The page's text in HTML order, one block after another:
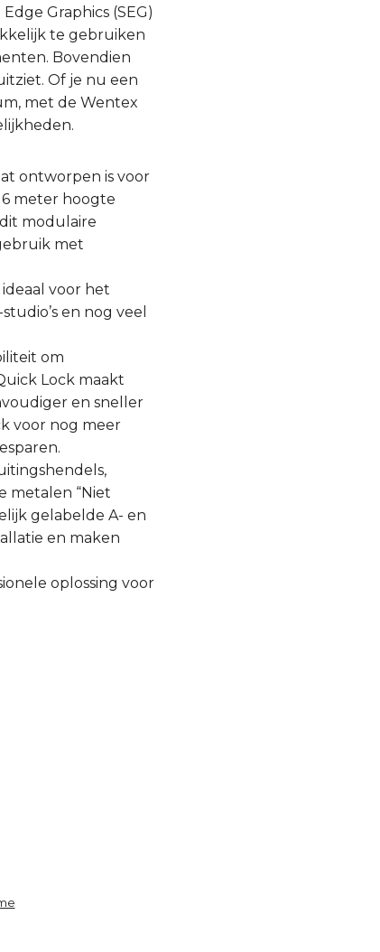
Graphics (SEG)
te gebruiken
Bovendien
Of je nu een
met de Wentex
ontworpen is voor
meter hoogte
modulaire
met
voor het
en nog veel
om
Lock maakt
en sneller
voor nog meer
metalen “Niet
gelabelde A- en
en maken
oplossing voor